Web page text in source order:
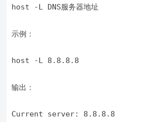
示例：
输出：